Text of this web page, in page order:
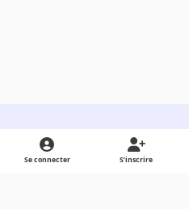
Light ModeDark ModeSystem Preference
Se connecter S’inscrire